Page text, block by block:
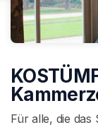
Für alle, die